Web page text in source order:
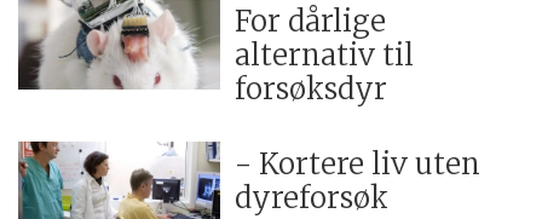
For dårlige
alternativ til
forsøksdyr
- Kortere liv uten
dyreforsøk